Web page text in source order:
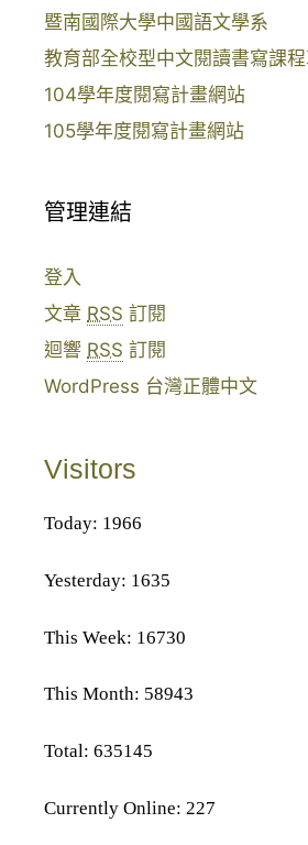
暨南國際大學中國語文學系
教育部全校型中文閱讀書寫課
104學年度閱寫計畫網站
105學年度閱寫計畫網站
管理連結
登入
文章 RSS 訂閱
迴響 RSS 訂閱
WordPress 台灣正體中文
Visitors
Today: 1966
Yesterday: 1635
This Week: 16730
This Month: 58943
Total: 635145
Currently Online: 227